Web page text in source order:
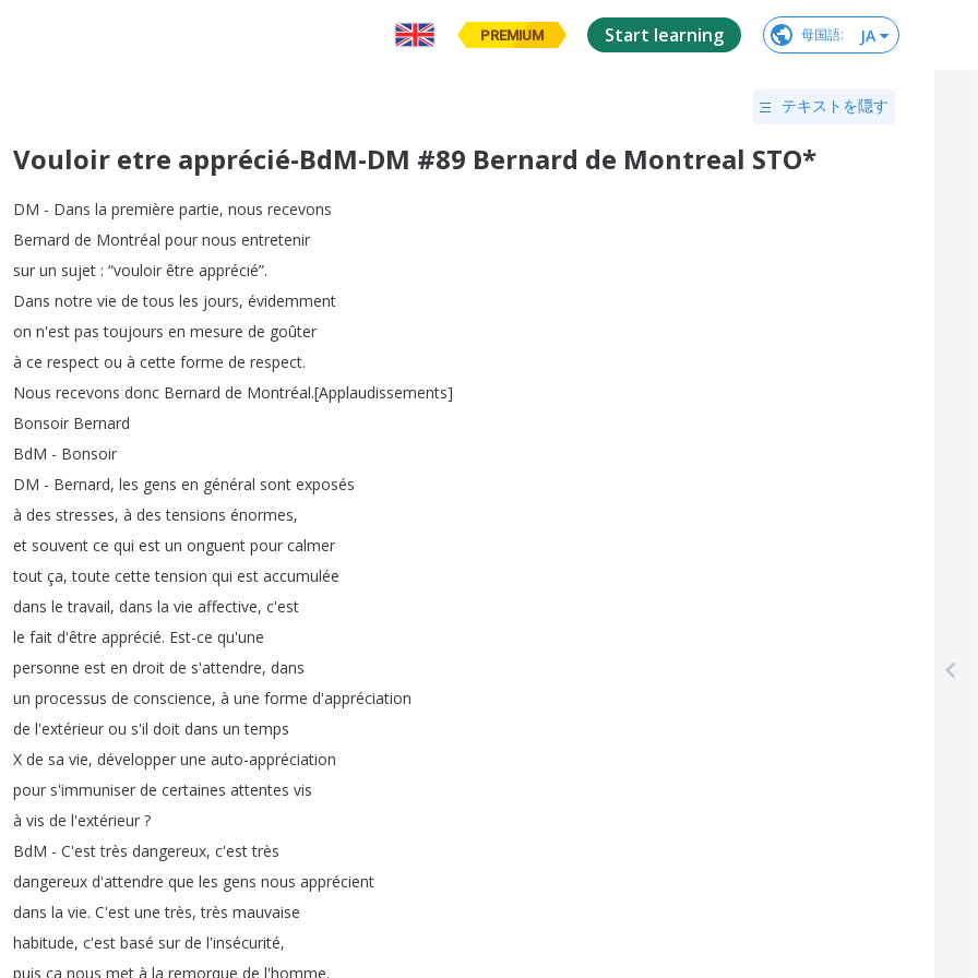
PREMIUM Start learning 母国語: JA
テキストを隠す
Vouloir etre apprécié-BdM-DM #89 Bernard de Montreal STO*
DM - Dans la première partie, nous recevons
Bernard de Montréal pour nous entretenir
sur un sujet : “vouloir être apprécié”.
Dans notre vie de tous les jours, évidemment
on n'est pas toujours en mesure de goûter
à ce respect ou à cette forme de respect.
Nous recevons donc Bernard de Montréal.[Applaudissements]
Bonsoir Bernard
BdM - Bonsoir
DM - Bernard, les gens en général sont exposés
à des stresses, à des tensions énormes,
et souvent ce qui est un onguent pour calmer
tout ça,toute cette tension qui est accumulée
dans le travail, dans la vie affective, c'est
le fait d'être apprécié. Est-ce qu'une
personne est en droit de s'attendre, dans
un processus de conscience, à une forme d'appréciation
de l'extérieur ou s'il doit dans un temps
X de sa vie, développer une auto-appréciation
pour s'immuniser de certaines attentes vis
à vis de l'extérieur ?
BdM - C'est très dangereux, c'est très
dangereux d'attendre que les gens nous apprécient
dans la vie. C'est une très,très mauvaise
habitude, c'est basé sur de l'insécurité,
puis ça nous met à la remorque de l'homme.